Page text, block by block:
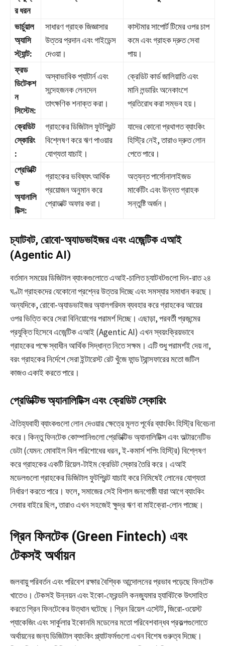
র ধরন
ভার্চুয়াল
অ্যাসি
স্ট্যান্ট:
সাধারণ গ্রাহক জিজ্ঞাসার
উত্তর প্রদান এবং গাইডেন্স
দেওয়া।
কাস্টমার সাপোর্ট টিমের ওপর চাপ
কমে এবং গ্রাহক দ্রুত সেবা
পায়।
ফ্রড
ডিটেকশ
ন
সিস্টেম:
অস্বাভাবিক প্যাটার্ন এবং
সন্দেহজনক লেনদেন
তাৎক্ষণিক শনাক্ত করা।
ক্রেডিট কার্ড জালিয়াতি এবং
মানি লন্ডারিং অনেকাংশে
প্রতিরোধ করা সম্ভব হয়।
ক্রেডিট
স্কোরিং
:
গ্রাহকের ডিজিটাল ফুটপ্রিন্ট
বিশ্লেষণ করে ঋণ পাওয়ার
যোগ্যতা যাচাই।
যাদের কোনো প্রথাগত ব্যাংকিং
হিস্ট্রি নেই, তারাও দ্রুত লোন
পেতে পারে।
প্রেডিক্টি
ভ
অ্যানালি
টিক্স:
গ্রাহকের ভবিষ্যৎ আর্থিক
প্রয়োজন অনুমান করে
প্রোডাক্ট অফার করা।
অত্যন্ত পার্সোনালাইজড
মার্কেটিং এবং উন্নত গ্রাহক
সন্তুষ্টি অর্জন।
চ্যাটবট, রোবো-অ্যাডভাইজর এবং এজেন্টিক এআই
(Agentic AI)
বর্তমান সময়ের ডিজিটাল ব্যাংকগুলোতে এআই-চালিত চ্যাটবটগুলো দিন-রাত ২৪
ঘণ্টা গ্রাহকদের যেকোনো প্রশ্নের উত্তর দিচ্ছে এবং সমস্যার সমাধান করছে।
অন্যদিকে, রোবো-অ্যাডভাইজর অ্যালগরিদম ব্যবহার করে গ্রাহকের আয়ের
ওপর ভিত্তি করে সেরা বিনিয়োগের পরামর্শ দিচ্ছে। এছাড়া, পরবর্তী প্রজন্মের
প্রযুক্তি হিসেবে এজেন্টিক এআই (Agentic AI) এখন স্বয়ংক্রিয়ভাবে
গ্রাহকের পক্ষে স্বাধীন আর্থিক সিদ্ধান্ত নিতে সক্ষম। এটি শুধু পরামর্শই দেয় না,
বরং গ্রাহকের নির্দেশে সেরা ইন্টারেস্ট রেট খুঁজে ফান্ড ট্রান্সফারের মতো জটিল
কাজও একাই করতে পারে।
প্রেডিক্টিভ অ্যানালিটিক্স এবং ক্রেডিট স্কোরিং
ঐতিহ্যবাহী ব্যাংকগুলো লোন দেওয়ার ক্ষেত্রে মূলত পূর্বের ব্যাংকিং হিস্ট্রি বিবেচনা
করে। কিন্তু ফিনটেক কোম্পানিগুলো প্রেডিক্টিভ অ্যানালিটিক্স এবং অল্টারনেটিভ
ডেটা (যেমন: মোবাইল বিল পরিশোধের ধরন, ই-কমার্স শপিং হিস্ট্রি) বিশ্লেষণ
করে গ্রাহকের একটি রিয়েল-টাইম ক্রেডিট স্কোর তৈরি করে। এআই
মডেলগুলো গ্রাহকের ডিজিটাল ফুটপ্রিন্ট যাচাই করে নিমিষেই লোনের যোগ্যতা
নির্ধারণ করতে পারে। ফলে, সমাজের সেই বিশাল জনগোষ্ঠী যারা আগে ব্যাংকিং
সেবার বাইরে ছিল, তারাও এখন সহজেই ক্ষুদ্র ঋণ বা মাইক্রো-লোন পাচ্ছে।
গ্রিন ফিনটেক (Green Fintech) এবং
টেকসই অর্থায়ন
জলবায়ু পরিবর্তন এবং পরিবেশ রক্ষার বৈশ্বিক আন্দোলনের প্রভাব পড়েছে ফিনটেক
খাতেও। টেকসই উন্নয়ন এবং ইকো-ফ্রেন্ডলি কনজ্যুমার হ্যাবিটকে উৎসাহিত
করতে গ্রিন ফিনটেকের উত্থান ঘটেছে। গ্রিন রিয়েল এস্টেট, জিরো-ওয়েস্ট
প্যাকেজিং এবং সার্কুলার ইকোনমি মডেলের মতো পরিবেশবান্ধব প্রকল্পগুলোতে
অর্থায়নের জন্য ডিজিটাল ব্যাংকিং প্ল্যাটফর্মগুলো এখন বিশেষ গুরুত্ব দিচ্ছে।